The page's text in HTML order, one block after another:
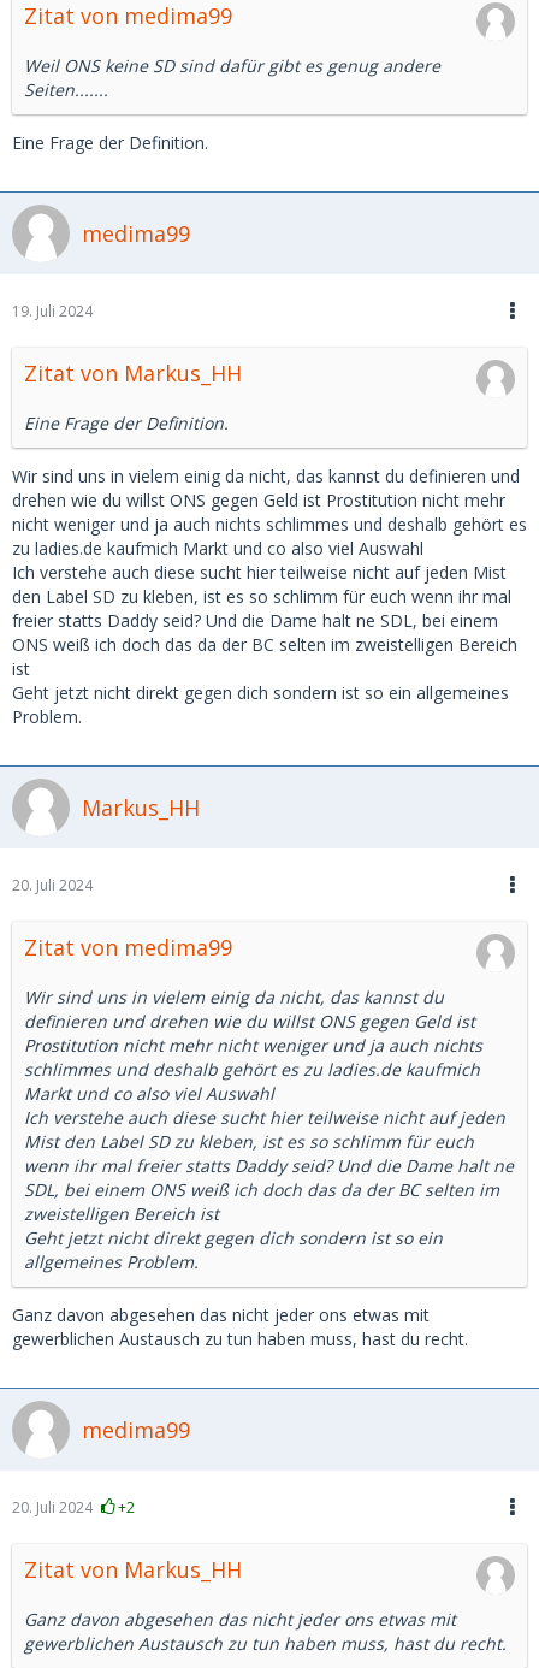
Zitat von medima99
Weil ONS keine SD sind dafür gibt es genug andere
Seiten.......
Eine Frage der Definition.
medima99
19. Juli 2024
Zitat von Markus_HH
Eine Frage der Definition.
Wir sind uns in vielem einig da nicht, das kannst du definieren und
drehen wie du willst ONS gegen Geld ist Prostitution nicht mehr
nicht weniger und ja auch nichts schlimmes und deshalb gehört es
zu ladies.de kaufmich Markt und co also viel Auswahl
Ich verstehe auch diese sucht hier teilweise nicht auf jeden Mist
den Label SD zu kleben, ist es so schlimm für euch wenn ihr mal
freier statts Daddy seid? Und die Dame halt ne SDL, bei einem
ONS weiß ich doch das da der BC selten im zweistelligen Bereich
ist
Geht jetzt nicht direkt gegen dich sondern ist so ein allgemeines
Problem.
Markus_HH
20. Juli 2024
Zitat von medima99
Wir sind uns in vielem einig da nicht, das kannst du
definieren und drehen wie du willst ONS gegen Geld ist
Prostitution nicht mehr nicht weniger und ja auch nichts
schlimmes und deshalb gehört es zu ladies.de kaufmich
Markt und co also viel Auswahl
Ich verstehe auch diese sucht hier teilweise nicht auf jeden
Mist den Label SD zu kleben, ist es so schlimm für euch
wenn ihr mal freier statts Daddy seid? Und die Dame halt ne
SDL, bei einem ONS weiß ich doch das da der BC selten im
zweistelligen Bereich ist
Geht jetzt nicht direkt gegen dich sondern ist so ein
allgemeines Problem.
Ganz davon abgesehen das nicht jeder ons etwas mit
gewerblichen Austausch zu tun haben muss, hast du recht.
medima99
20. Juli 2024 +2
Zitat von Markus_HH
Ganz davon abgesehen das nicht jeder ons etwas mit
gewerblichen Austausch zu tun haben muss, hast du recht.